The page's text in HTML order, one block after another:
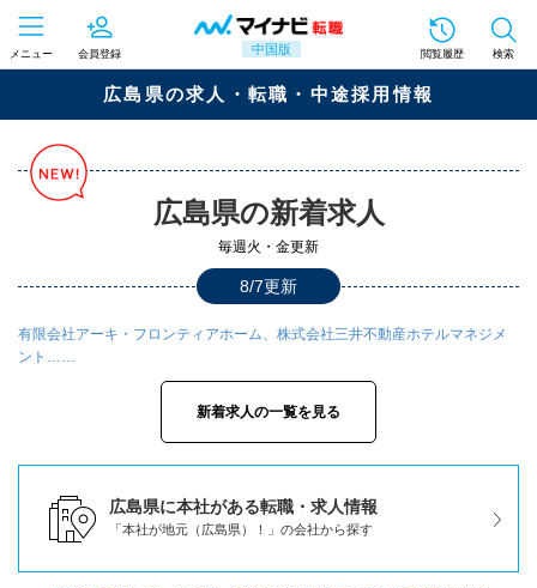
中国版
メニュー 会員登録 閲覧履歴 検索
広島県の求人・転職・中途採用情報
広島県の新着求人
毎週火・金更新
8/7更新
有限会社アーキ・フロンティアホーム、株式会社三井不動産ホテルマネジメ
ント……
新着求人の一覧を見る
広島県に本社がある転職・求人情報
「本社が地元（広島県）！」の会社から探す